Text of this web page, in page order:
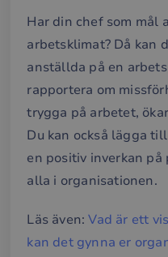
Har din chef som mål
arbetsklimat? Då kan
anställda på en
rapportera om
trygga på arbetet,
Du kan också lägga
en positiv inverkan
alla i organisationen.
Läs även:Vad är ett
kan det gynna er